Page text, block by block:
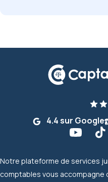
4.4 sur Google
Notre plateforme de services
comptables vous accompagne